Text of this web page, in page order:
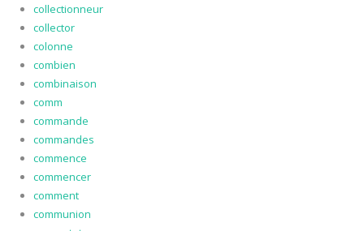
collectionneur
collector
colonne
combien
combinaison
comm
commande
commandes
commence
commencer
comment
communion